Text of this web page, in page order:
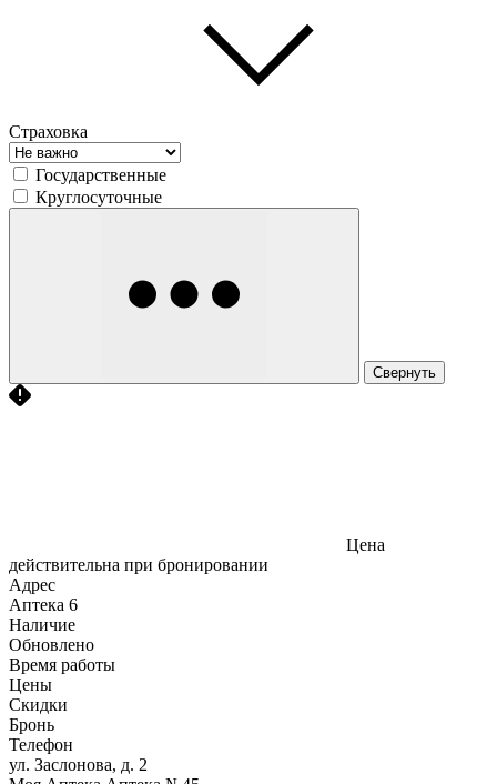
Страховка
Государственные
Круглосуточные
Свернуть
Цена
действительна при бронировании
Адрес
Аптека 6
Наличие
Обновлено
Время работы
Цены
Скидки
Бронь
Телефон
ул. Заслонова, д. 2